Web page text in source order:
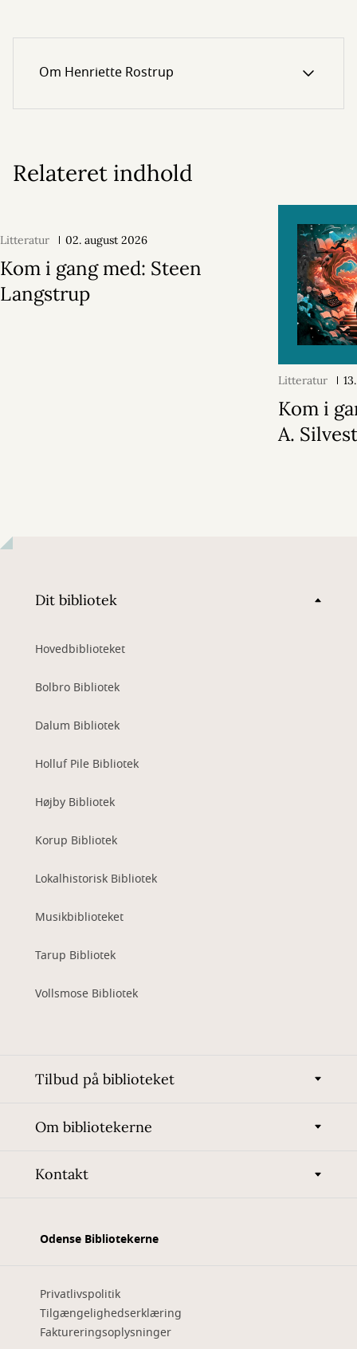
Om Henriette Rostrup
Relateret indhold
Litteratur 02. august 2026
Kom i gang med: Steen
Langstrup
Litteratur
Kom i
A.
Dit bibliotek
Hovedbiblioteket
Bolbro Bibliotek
Dalum Bibliotek
Holluf Pile Bibliotek
Højby Bibliotek
Korup Bibliotek
Lokalhistorisk Bibliotek
Musikbiblioteket
Tarup Bibliotek
Vollsmose Bibliotek
Tilbud på biblioteket
Om bibliotekerne
Kontakt
Odense Bibliotekerne
Privatlivspolitik
Tilgængelighedserklæring
Faktureringsoplysninger